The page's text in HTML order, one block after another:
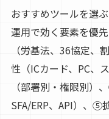
おすすめツールを選
運用で効く要素を優
（労基法、36協定
性（ICカード、PC、
（部署別・権限別）
SFA/ERP、API）、⑤